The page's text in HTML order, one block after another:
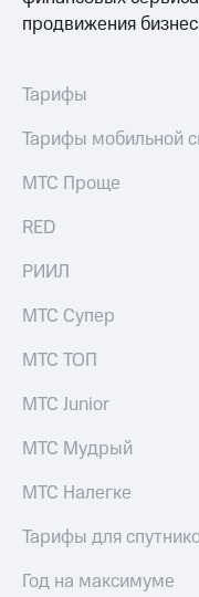
продвижения
Тарифы
Тарифы мобильной
МТС Проще
RED
РИИЛ
МТС Супер
МТС ТОП
МТС Junior
МТС Мудрый
МТС Налегке
Тарифы для
Год на максимуме